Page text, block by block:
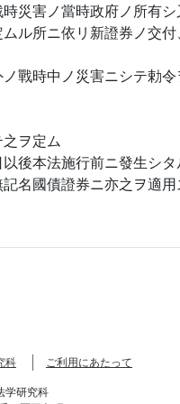
災害ノ當時政府ノ所有
ル所ニ依リ新證券ノ交
戰時中ノ災害ニシテ勅
ヲ定ム
後本法施行前ニ發生シ
名國債證券ニ亦之ヲ適
科
ご利用にあたって
学研究科